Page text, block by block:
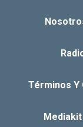
Términos Y